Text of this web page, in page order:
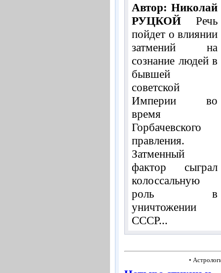
Автор: Николай
РУЦКОЙ Речь
пойдет о влиянии
затмений на
сознание людей в
бывшей
советской
Империи во
время
Горбачевского
правления.
Затменный
фактор сыграл
колоссальную
роль в
уничтожении
СССР...
•